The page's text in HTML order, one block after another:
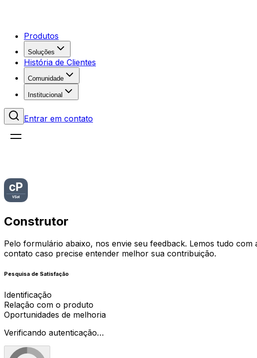
Produtos
Soluções
História de Clientes
Comunidade
Institucional
Entrar em contato
Construtor
Pelo formulário abaixo, nos envie seu feedback. Lemos tudo
contato caso precise entender melhor sua contribuição.
Pesquisa de Satisfação
Identificação
Relação com o produto
Oportunidades de melhoria
Verificando autenticação…